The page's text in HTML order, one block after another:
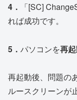
4．
「[SC]
れば成功です。
5． パソコンを再
再起動後、問題の
ルースクリーンが